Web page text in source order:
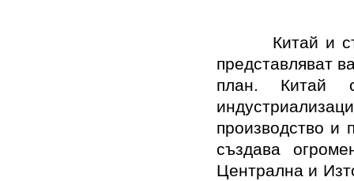
Китай и
представляват
план. Китай
производство и
създава
Централна и